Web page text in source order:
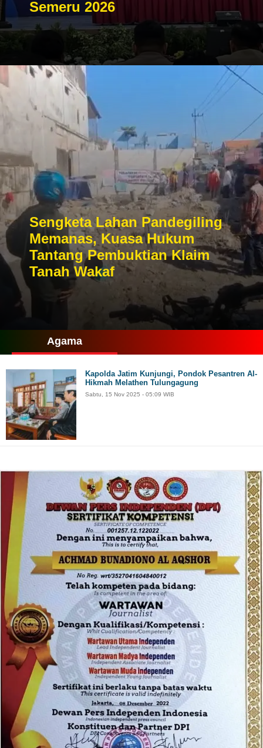
Semeru 2026
Sengketa Lahan Pandegiling
Memanas, Kuasa Hukum
Tantang Pembuktian Klaim
Tanah Wakaf
Agama
Kapolda Jatim Kunjungi, Pondok Pesantren Al-
Hikmah Melathen Tulungagung
Sabtu, 15 Nov 2025 - 05:09 WIB